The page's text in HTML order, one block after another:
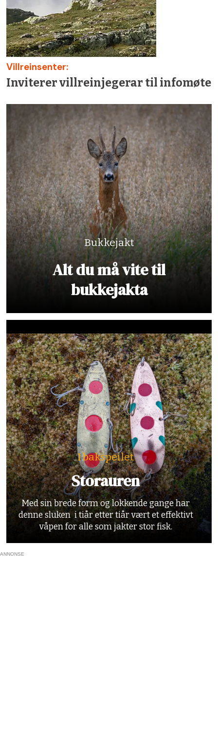
Villreinsenter:
Inviterer villreinjegerar til infomøte
Bukkejakt
Alt du må vite til
bukkejakta
I bakspeilet
Storauren
Med sin brede form og lokkende gange har
denne sluken i tiår etter tiår vært et effektivt
våpen for alle som jakter stor fisk.
ANNONSE